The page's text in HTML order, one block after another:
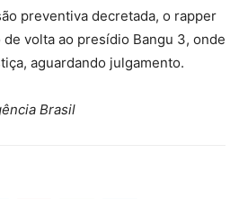
preventiva decretada, o rapper
volta ao presídio Bangu 3, onde
aguardando julgamento.
Brasil